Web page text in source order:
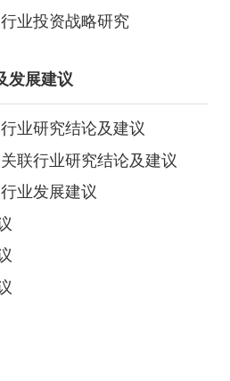
业投资战略研究
发展建议
业研究结论及建议
联行业研究结论及建议
业发展建议